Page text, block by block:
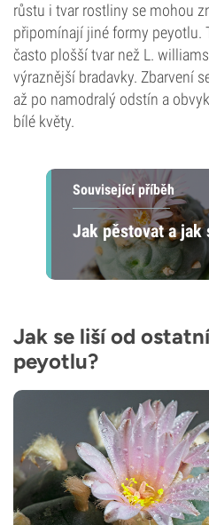
růstu i tvar rostliny se mohou
připomínají jiné formy peyotlu.
často plošší tvar než L.
výraznější bradavky. Zbarvení
až po namodralý odstín a
bílé květy.
Související příběh
Jak pěstovat a jak
Jak se liší od
peyotlu?